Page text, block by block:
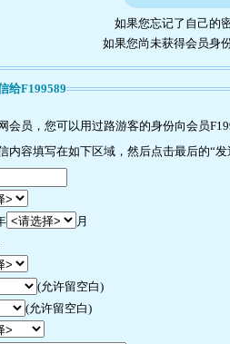
如果您忘记了自己的
如果您尚未获得会员身
给F199589
会员，您可以用过路游客的身份向会员
内容填写在如下区域，然后点击最后的“
月
(允许留空白)
(允许留空白)